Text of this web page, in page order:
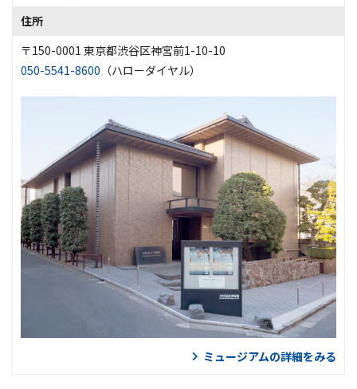
住所
〒150-0001 東京都渋谷区神宮前1-10-10
050-5541-8600 （ハローダイヤル）
ミュージアムの詳細をみる